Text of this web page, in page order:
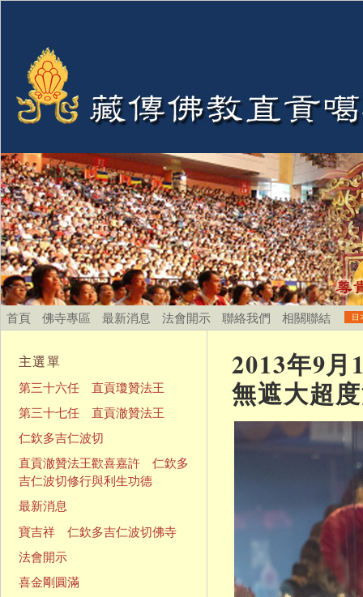
首頁 佛寺專區 最新消息 法會開示 聯絡我們 相關聯結
2013年9
無遮大超
主選單
第三十六任 直貢瓊贊法王
第三十七任 直貢澈贊法王
仁欽多吉仁波切
直貢澈贊法王歡喜嘉許 仁欽多
吉仁波切修行與利生功德
最新消息
寶吉祥 仁欽多吉仁波切佛寺
法會開示
喜金剛圓滿